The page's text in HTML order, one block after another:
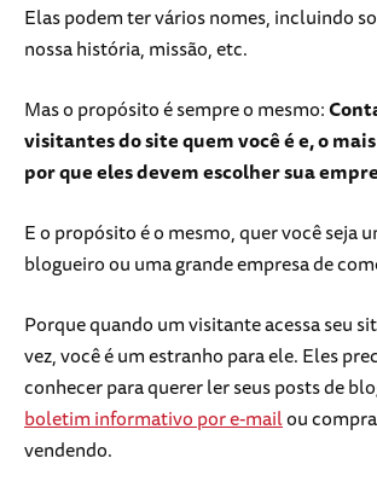
Elas podem ter vários nomes, incluindo
nossa história, missão, etc.
Mas o propósito é sempre o mesmo:
visitantes do site quem você é e, o
por que eles devem escolher sua
E o propósito é o mesmo, quer você seja
blogueiro ou uma grande empresa de
Porque quando um visitante acessa seu
vez, você é um estranho para ele. Eles
conhecer para querer ler seus posts de
boletim informativo por e-mailou
vendendo.